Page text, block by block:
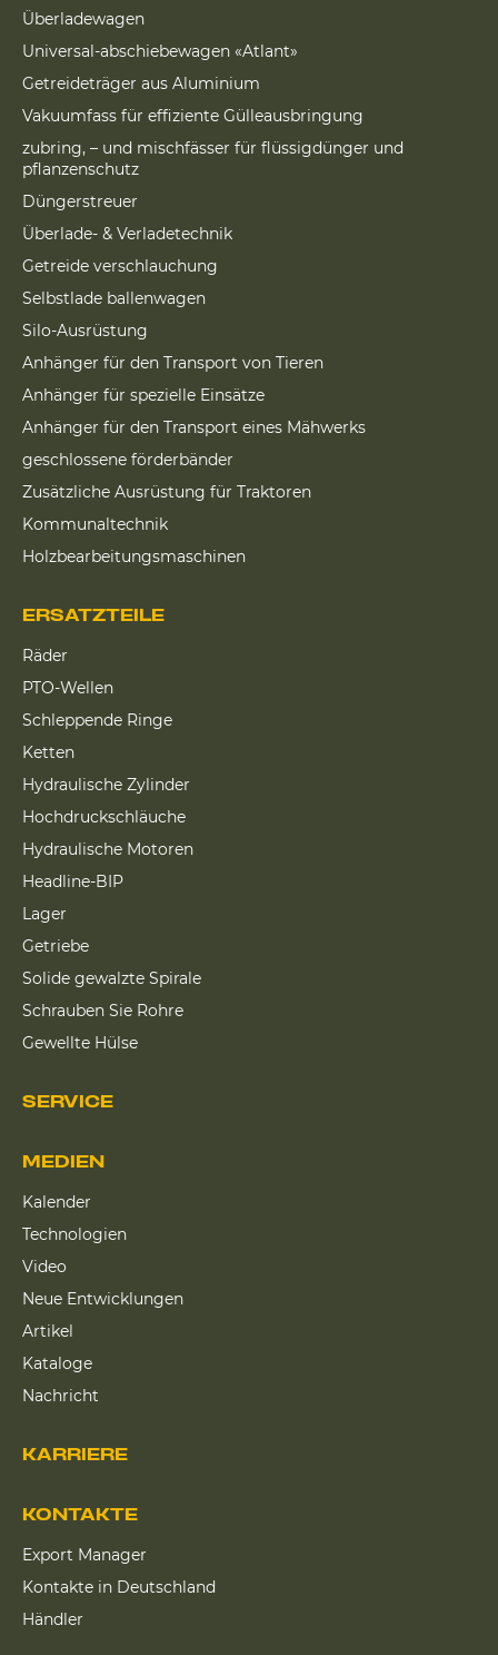
Überladewagen
Universal-abschiebewagen «Atlant»
Getreideträger aus Aluminium
Vakuumfass für effiziente Gülleausbringung
zubring, – und mischfässer für flüssigdünger und
pflanzenschutz
Düngerstreuer
Überlade- & Verladetechnik
Getreide verschlauchung
Selbstlade ballenwagen
Silo-Ausrüstung
Anhänger für den Transport von Tieren
Anhänger für spezielle Einsätze
Anhänger für den Transport eines Mähwerks
geschlossene förderbänder
Zusätzliche Ausrüstung für Traktoren
Kommunaltechnik
Holzbearbeitungsmaschinen
ERSATZTEILE
Räder
PTO-Wellen
Schleppende Ringe
Ketten
Hydraulische Zylinder
Hochdruckschläuche
Hydraulische Motoren
Headline-BIP
Lager
Getriebe
Solide gewalzte Spirale
Schrauben Sie Rohre
Gewellte Hülse
SERVICE
KARRIERE
MEDIEN
Kalender
Technologien
Video
Neue Entwicklungen
Artikel
Kataloge
Nachricht
KONTAKTE
Export Manager
Kontakte in Deutschland
Händler